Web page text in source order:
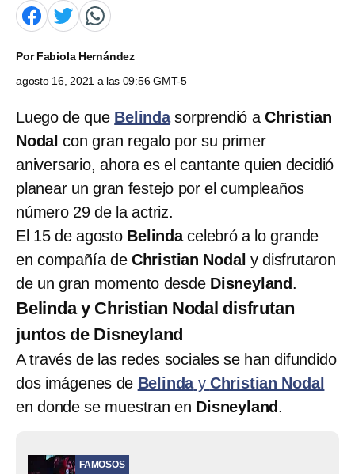
PorFabiola Hernández
agosto 16, 2021 a las 09:56 GMT-5
Luego de que Belindasorprendió a Christian
Nodal con gran regalo por su primer
aniversario, ahora es el cantante quien decidió
planear un gran festejo por el cumpleaños
número 29 de la actriz.
El 15 de agostoBelindacelebró a lo grande
en compañía de Christian Nodal y disfrutaron
de un gran momento desde Disneyland .
Belinda y Christian Nodal disfrutan
juntos de Disneyland
A través de las redes sociales se han difundido
dos imágenes de Belinday Christian Nodal
en donde se muestran en Disneyland .
FAMOSOS